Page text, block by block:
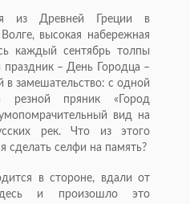
из Древней Греции в
высокая набережная
каждый сентябрь толпы
праздник – День Городца –
в замешательство: с одной
пряник «Город
вид на
рек. Что из этого
сделать селфи на память?
в стороне, вдали от
и произошло это